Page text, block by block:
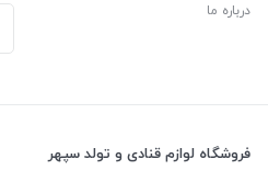
درباره ما
فروشگاه لوازم قنادی و تولد سپهر